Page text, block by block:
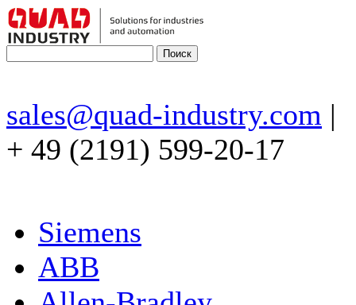
sales@quad-industry.com |
+ 49 (2191) 599-20-17
Siemens
ABB